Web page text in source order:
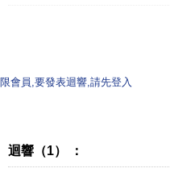
限會員,要發表迴響,請先登入
迴響（1） ：